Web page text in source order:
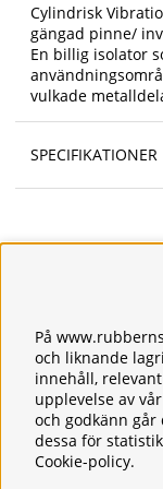
Cylindrisk
gängad pinne/
En billig isolator
vulkade
SPECIFIKATIONER
Frakt
Integritetspolicy
Kontakt
Kundservice
Köpvillkor
Tjänster
På
och liknande
innehåll,
upplevelse av
och godkänn
dessa för
Cookie-policy.